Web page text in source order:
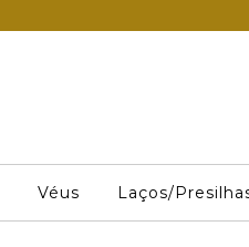
Véus Laços/